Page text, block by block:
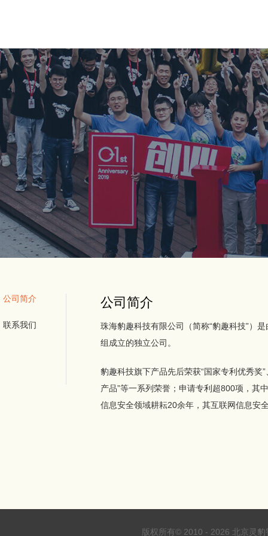
公司简介
联系我们
公司简介
珠海豹趣科技有限公司（简称“豹趣科技”）
组成立的独立公司。
豹趣科技旗下产品先后荣获“国家专利优秀奖
产品”等一系列荣誉；申请专利超800项，其
信息安全领域耕耘20余年，其互联网信息安
版权所有© 2010 - 2026 北京灵